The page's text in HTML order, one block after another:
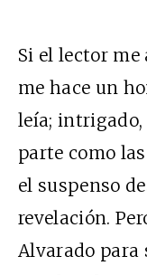
Si el lector
me hace un
leía; intrigado,
parte como
el suspenso
revelación.
Alvarado para